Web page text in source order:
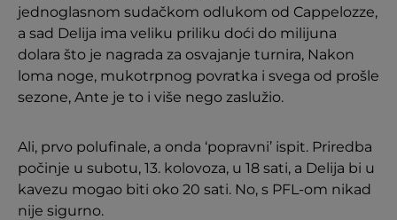
jednoglasnom sudačkom odlukom od Cappelozze,
a sad Delija ima veliku priliku doći do milijuna
dolara što je nagrada za osvajanje turnira, Nakon
loma noge, mukotrpnog povratka i svega od prošle
sezone, Ante je to i više nego zaslužio.
Ali, prvo polufinale, a onda ‘popravni’ ispit. Priredba
počinje u subotu, 13. kolovoza, u 18 sati, a Delija bi u
kavezu mogao biti oko 20 sati. No, s PFL-om nikad
nije sigurno.